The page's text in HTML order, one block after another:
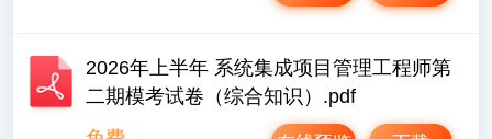
2026年上半年 系统集成项目管理工程师第
二期模考试卷（综合知识）.pdf